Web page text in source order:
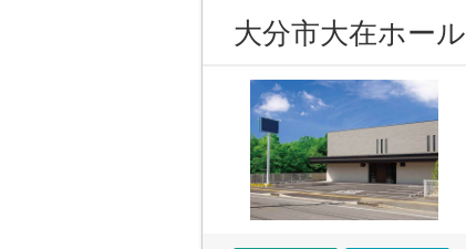
大分市大在ホール